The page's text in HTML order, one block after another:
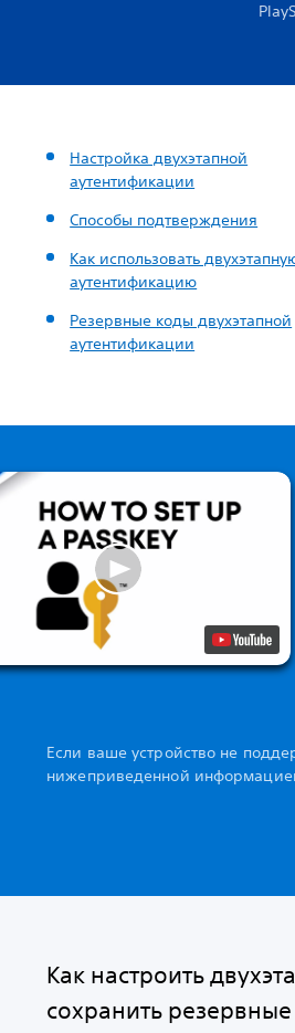
Настройка двухэтапной
аутентификации
Способы подтверждения
Как использовать
аутентификацию
Резервные коды двухэтапной
аутентификации
Если ваше устройство не
нижеприведенной
Как настроить
сохранить